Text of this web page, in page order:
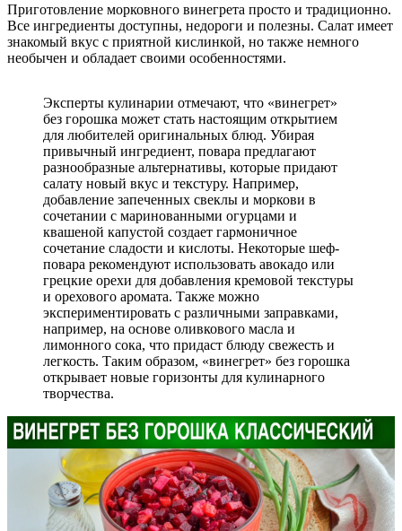
Приготовление морковного винегрета просто и традиционно.
Все ингредиенты доступны, недороги и полезны. Салат имеет
знакомый вкус с приятной кислинкой, но также немного
необычен и обладает своими особенностями.
Эксперты кулинарии отмечают, что «винегрет»
без горошка может стать настоящим открытием
для любителей оригинальных блюд. Убирая
привычный ингредиент, повара предлагают
разнообразные альтернативы, которые придают
салату новый вкус и текстуру. Например,
добавление запеченных свеклы и моркови в
сочетании с маринованными огурцами и
квашеной капустой создает гармоничное
сочетание сладости и кислоты. Некоторые шеф-
повара рекомендуют использовать авокадо или
грецкие орехи для добавления кремовой текстуры
и орехового аромата. Также можно
экспериментировать с различными заправками,
например, на основе оливкового масла и
лимонного сока, что придаст блюду свежесть и
легкость. Таким образом, «винегрет» без горошка
открывает новые горизонты для кулинарного
творчества.